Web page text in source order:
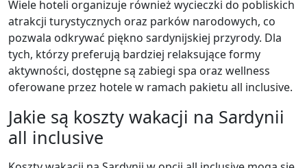
Wiele hoteli organizuje również wycieczki do pobliskich
atrakcji turystycznych oraz parków narodowych, co
pozwala odkrywać piękno sardynijskiej przyrody. Dla
tych, którzy preferują bardziej relaksujące formy
aktywności, dostępne są zabiegi spa oraz wellness
oferowane przez hotele w ramach pakietu all inclusive.
Jakie są koszty wakacji na Sardynii
all inclusive